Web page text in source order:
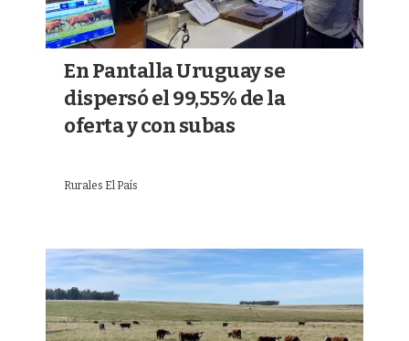
En Pantalla Uruguay se
dispersó el 99,55% de la
oferta y con subas
Rurales El País